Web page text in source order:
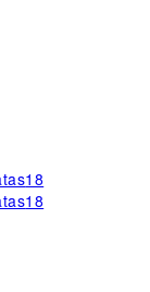
18
18